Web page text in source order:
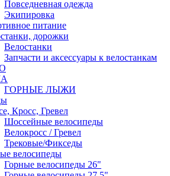
Повседневная одежда
Экипировка
питание
дорожки
Велостанки
Запчасти и аксессуары к велостанкам
ГОРНЫЕ ЛЫЖИ
Кросс, Гревел
Шоссейные велосипеды
Велокросс / Гревел
Трековые/Фикседы
велосипеды
Горные велосипеды 26"